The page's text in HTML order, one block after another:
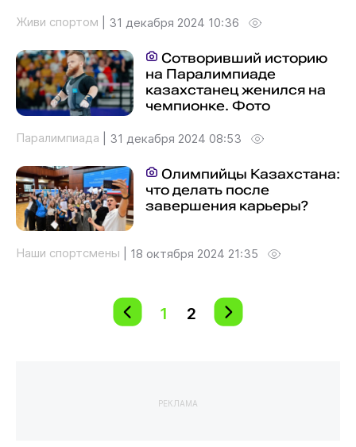
Живи спортом 31 декабря 2024 10:36
на Паралимпиаде
казахстанец женился на
чемпионке. Фото
Паралимпиада 31 декабря 2024 08:53
что делать после
завершения карьеры?
Наши спортсмены 18 октября 2024 21:35
1 2
РЕКЛАМА